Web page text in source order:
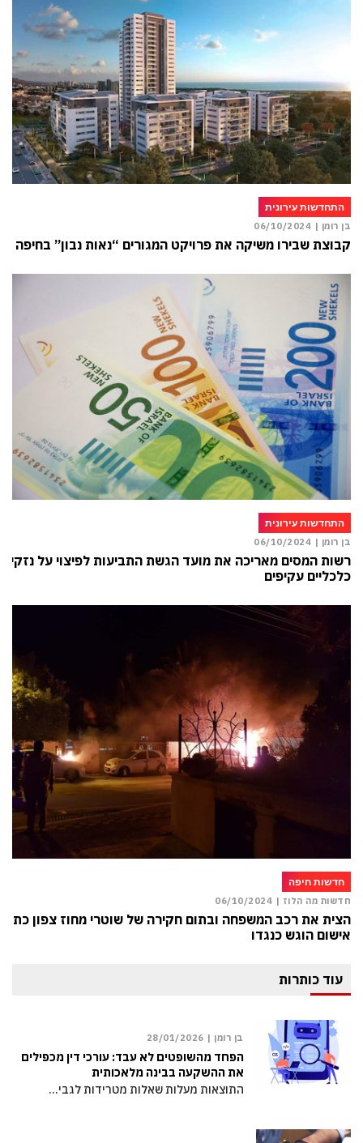
התחדשות עירונית
בן רומן | 06/10/2024
קבוצת שבירו משיקה את פרויקט המגורים “נאות נבון” בחיפה
התחדשות עירונית
בן רומן | 06/10/2024
רשות המסים מאריכה את מועד הגשת התביעות לפיצוי על נזקים
כלכליים עקיפים
חדשות חיפה
חדשות מה הלוז | 06/10/2024
הצית את רכב המשפחה ובתום חקירה של שוטרי מחוז צפון כתב
אישום הוגש כנגדו
עוד כותרות
בן רומן | 28/01/2026
הפחד מהשופטים לא עבד: עורכי דין מכפילים
את ההשקעה בבינה מלאכותית
התוצאות מעלות שאלות מטרידות לגבי…